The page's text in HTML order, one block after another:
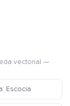
vectorial —
Escocia